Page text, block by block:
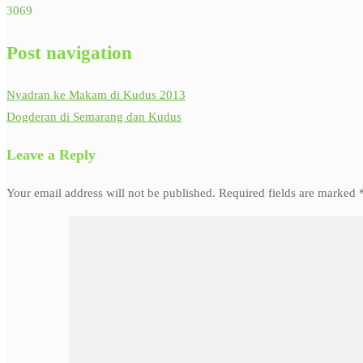
3069
Post navigation
Nyadran ke Makam di Kudus 2013
Dogderan di Semarang dan Kudus
Leave a Reply
Your email address will not be published. Required fields are marked